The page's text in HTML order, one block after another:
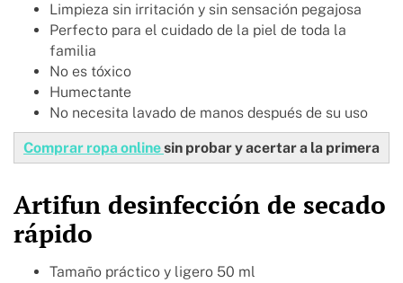
Limpieza sin irritación y sin sensación pegajosa
Perfecto para el cuidado de la piel de toda la
familia
No es tóxico
Humectante
No necesita lavado de manos después de su uso
Comprar ropa onlinesin probar y acertar a la primera
Artifun desinfección de secado
rápido
Tamaño práctico y ligero 50 ml